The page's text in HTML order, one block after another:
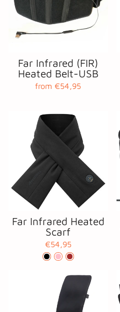
Far Infrared (FIR)
Heated Belt-USB
from €54,95
Far Infrared Heated
Scarf
€54,95